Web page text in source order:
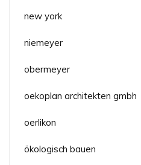
new york
niemeyer
obermeyer
oekoplan architekten gmbh
oerlikon
ökologisch bauen